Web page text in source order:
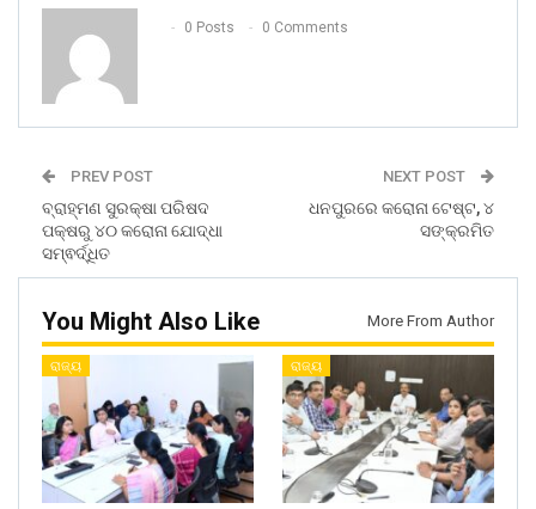
0 Posts 0 Comments
PREV POST
ବ୍ରାହ୍ମଣ ସୁରକ୍ଷା ପରିଷଦ
ପକ୍ଷରୁ ୪୦ କରୋନା ଯୋଦ୍ଧା
ସମ୍ଵର୍ଦ୍ଧିତ
NEXT POST
ଧନପୁରରେ କରୋନା ଟେଷ୍ଟ, ୪
ସଙ୍କ୍ରମିତ
You Might Also Like More From Author
ରାଜ୍ୟ ରାଜ୍ୟ